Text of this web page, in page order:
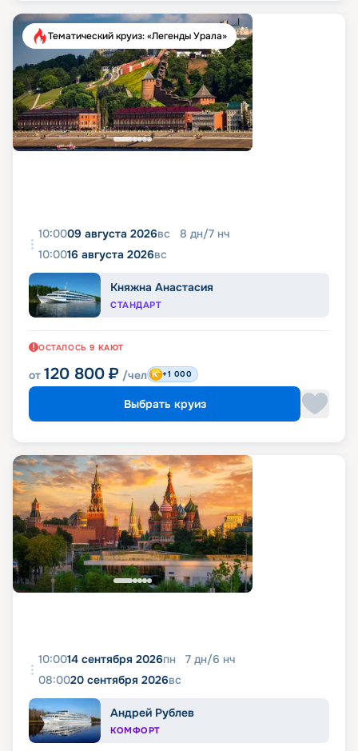
Тематический круиз: «Легенды Урала»
10:0009 августа 2026вс 8 дн/7 нч
10:0016 августа 2026вс
Княжна Анастасия
СТАНДАРТ
ОСТАЛОСЬ 9 КАЮТ
от 120 800 ₽ /чел +1 000
Выбрать круиз
10:0014 сентября 2026пн 7 дн/6 нч
08:0020 сентября 2026вс
Андрей Рублев
КОМФОРТ